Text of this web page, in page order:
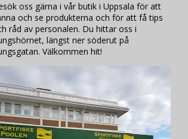
oss gärna i vår butik i Uppsala för att
och se produkterna och för att få tips
råd av personalen. Du hittar oss i
längst ner söderut på
Välkommen hit!